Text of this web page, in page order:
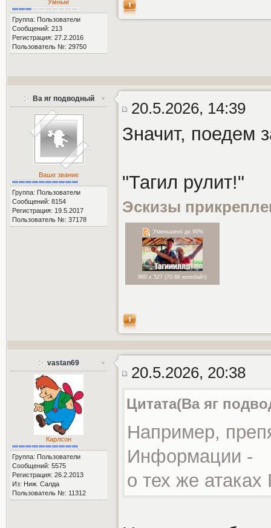
Умный
Группа: Пользователи
Сообщений: 213
Регистрация: 27.2.2016
Пользователь №: 29750
Ва яг подводный
Ваше звание
Группа: Пользователи
Сообщений: 8154
Регистрация: 19.5.2017
Пользователь №: 37178
20.5.2026, 14:39
Значит, поедем
"Тагил рулит!"
Эскизы
Уменьшено до 90%
960 x 527 (70.66 килобайт)
vastan69
Карлсон
Группа: Пользователи
Сообщений: 5575
Регистрация: 26.2.2013
Из: Ниж. Салда
Пользователь №: 11312
20.5.2026, 20:38
Цитата(Ва яг
Например,
Информации -
о тех же